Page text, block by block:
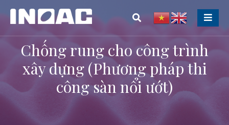
Chống rung cho công trình
xây dựng (Phương pháp thi
công sàn nổi ướt)